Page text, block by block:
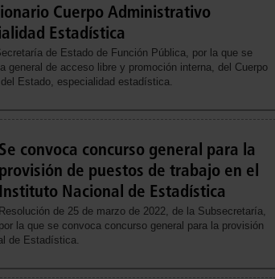
Cuerpo Administrativo
Estadística
de Estado de Función Pública, por la que se
general de acceso libre y promoción interna, del Cuerpo
Estado, especialidad estadística.
Se convoca concurso general para la
provisión de puestos de trabajo en el
Instituto Nacional de Estadística
Resolución de 25 de marzo de 2022, de la Subsecretaría,
por la que se convoca concurso general para la provisión
de Estadística.